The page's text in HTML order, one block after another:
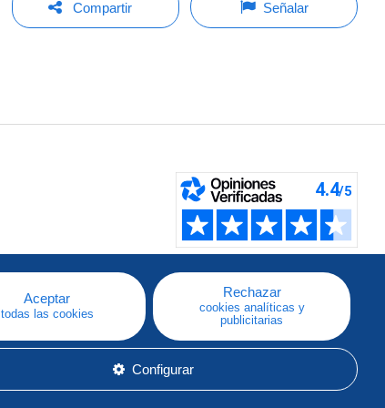
Compartir Señalar
Aceptar
todas las cookies
Rechazar
cookies analíticas y
publicitarias
Configurar